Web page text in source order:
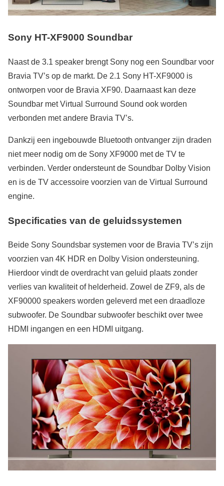
Sony HT-XF9000 Soundbar
Naast de 3.1 speaker brengt Sony nog een Soundbar voor
Bravia TV’s op de markt. De 2.1 Sony HT-XF9000 is
ontworpen voor de Bravia XF90. Daarnaast kan deze
Soundbar met Virtual Surround Sound ook worden
verbonden met andere Bravia TV’s.
Dankzij een ingebouwde Bluetooth ontvanger zijn draden
niet meer nodig om de Sony XF9000 met de TV te
verbinden. Verder ondersteunt de Soundbar Dolby Vision
en is de TV accessoire voorzien van de Virtual Surround
engine.
Specificaties van de geluidssystemen
Beide Sony Soundsbar systemen voor de Bravia TV’s zijn
voorzien van 4K HDR en Dolby Vision ondersteuning.
Hierdoor vindt de overdracht van geluid plaats zonder
verlies van kwaliteit of helderheid. Zowel de ZF9, als de
XF90000 speakers worden geleverd met een draadloze
subwoofer. De Soundbar subwoofer beschikt over twee
HDMI ingangen en een HDMI uitgang.